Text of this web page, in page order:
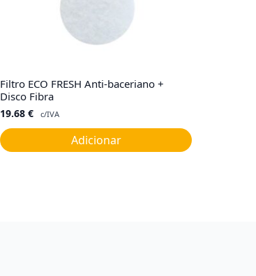
Filtro ECO FRESH Anti-baceriano +
Disco Fibra
19.68 € c/IVA
Adicionar